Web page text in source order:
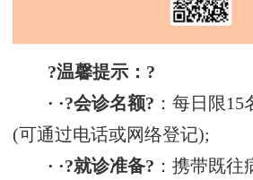
?温馨提示：?
· ·?会诊名额? ：每日限
(可通过电话或网络登记);
· ·?就诊准备? ：携带既